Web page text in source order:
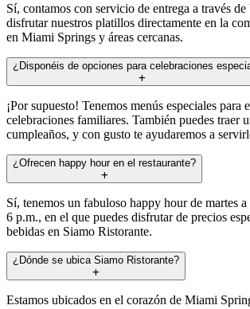
Sí, contamos con servicio de entrega a través
disfrutar nuestros platillos directamente en la
en Miami Springs y áreas cercanas.
¿Disponéis de opciones para celebraciones
¡Por supuesto! Tenemos menús especiales para
celebraciones familiares. También puedes traer
cumpleaños, y con gusto te ayudaremos a
¿Ofrecen happy hour en el restaurante?
Sí, tenemos un fabuloso happy hour de martes
6 p.m., en el que puedes disfrutar de precios
bebidas en Siamo Ristorante.
¿Dónde se ubica Siamo Ristorante?
Estamos ubicados en el corazón de Miami